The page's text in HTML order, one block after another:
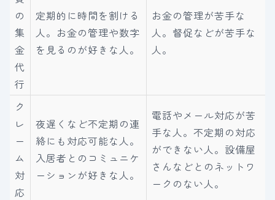
の
集
金
代
行
定期的に時間を割ける
人。お金の管理や数字
を見るのが好きな人。
お金の管理が苦手な
人。督促などが苦手な
人。
ク
レ
ー
ム
対
応
夜遅くなど不定期の連
絡にも対応可能な人。
入居者とのコミュニケ
ーションが好きな人。
電話やメール対応が苦
手な人。不定期の対応
ができない人。設備屋
さんなどとのネットワ
ークのない人。